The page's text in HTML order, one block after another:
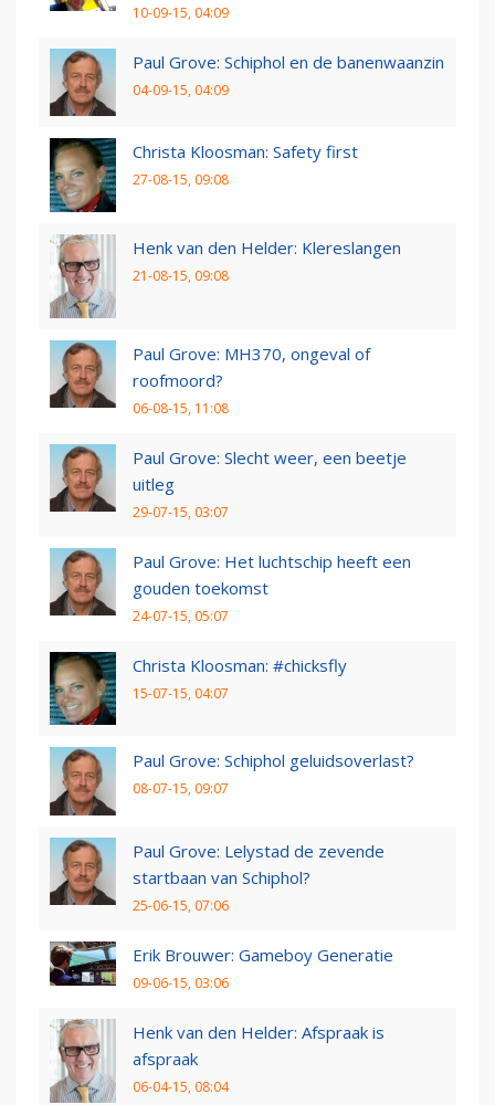
10-09-15, 04:09
Paul Grove: Schiphol en de banenwaanzin
04-09-15, 04:09
Christa Kloosman: Safety first
27-08-15, 09:08
Henk van den Helder: Klereslangen
21-08-15, 09:08
Paul Grove: MH370, ongeval of
roofmoord?
06-08-15, 11:08
Paul Grove: Slecht weer, een beetje
uitleg
29-07-15, 03:07
Paul Grove: Het luchtschip heeft een
gouden toekomst
24-07-15, 05:07
Christa Kloosman: #chicksfly
15-07-15, 04:07
Paul Grove: Schiphol geluidsoverlast?
08-07-15, 09:07
Paul Grove: Lelystad de zevende
startbaan van Schiphol?
25-06-15, 07:06
Erik Brouwer: Gameboy Generatie
09-06-15, 03:06
Henk van den Helder: Afspraak is
afspraak
06-04-15, 08:04